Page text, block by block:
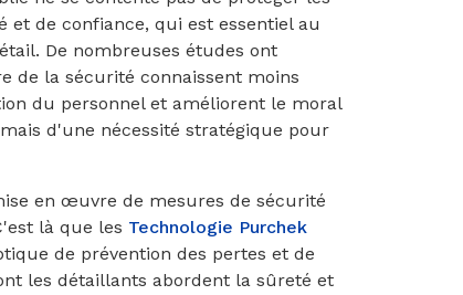
de confiance, qui est essentiel au
De nombreuses études ont
de la sécurité connaissent moins
du personnel et améliorent le moral
d'une nécessité stratégique pour
en œuvre de mesures de sécurité
là que les Technologie Purchek
de prévention des pertes et de
les détaillants abordent la sûreté et